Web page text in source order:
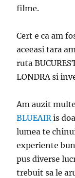
filme.
Cert e ca am
aceeasi tara
ruta
LONDRA si
Am auzit
BLUEAIR is
lumea te
experiente
pus diverse
trebuit sa le